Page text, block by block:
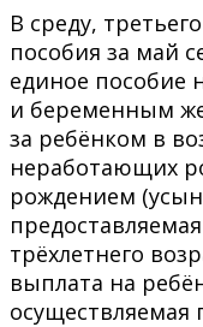
В среду,
пособия за май
единое пособие
и беременным
за ребёнком в
неработающих
рождением
трёхлетнего
выплата на
осуществляемая